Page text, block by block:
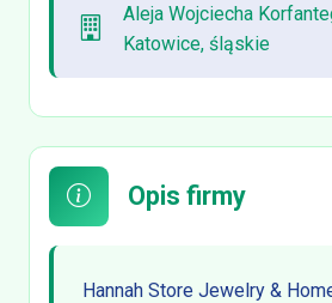
Aleja Wojciecha
Katowice, śląskie
Opis firmy
Hannah Store Jewelry &